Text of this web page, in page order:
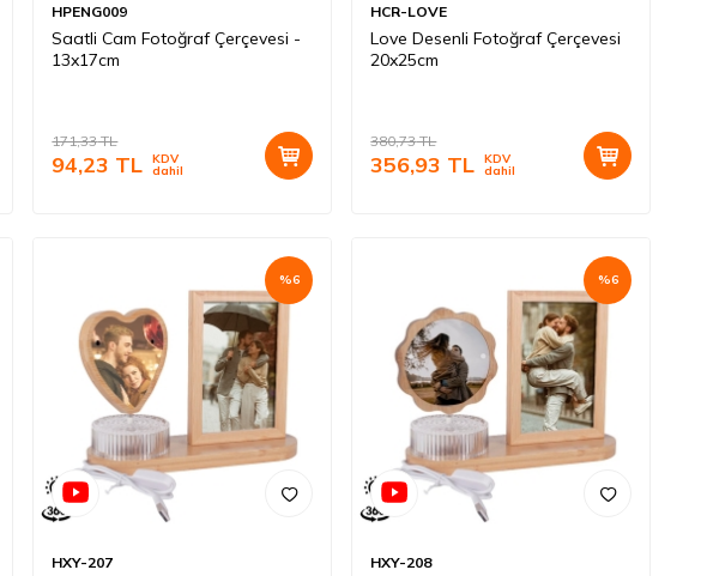
HPENG009
Saatli Cam Fotoğraf Çerçevesi -
13x17cm
171,33TL
94,23 TL KDV
dahil
HCR-LOVE
Love Desenli Fotoğraf Çerçevesi
20x25cm
380,73TL
356,93 TL KDV
dahil
%6
HXY-207
%6
HXY-208